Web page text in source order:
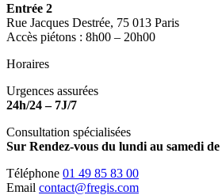
Entrée 2
Rue Jacques Destrée, 75 013 Paris
Accès piétons : 8h00 – 20h00
Horaires
Urgences assurées
24h/24 – 7J/7
Consultation spécialisées
Sur Rendez-vous du lundi au samedi de
Téléphone 01 49 85 83 00
Email contact@fregis.com